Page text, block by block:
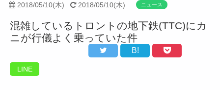
2018/05/10(木) 2018/05/10(木) ニュース
混雑しているトロントの地下鉄(TTC)にカ
ニが行儀よく乗っていた件
B!
LINE